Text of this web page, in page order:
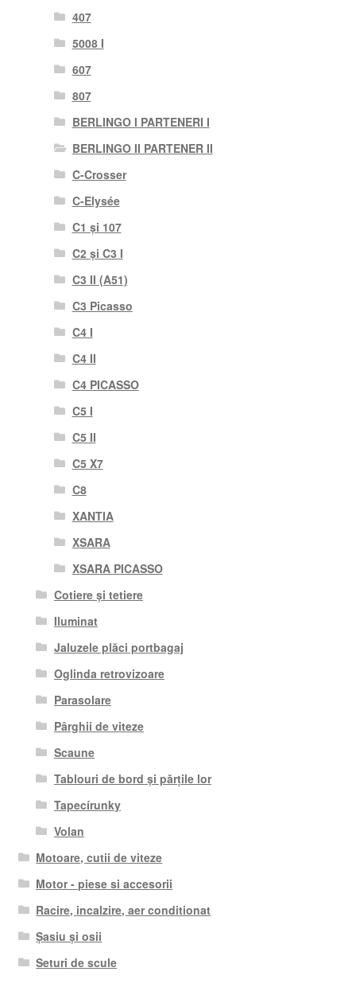
407
5008 I
607
807
BERLINGO I PARTENERI I
BERLINGO II PARTENER II
C-Crosser
C-Elysée
C1 și 107
C2 și C3 I
C3 II (A51)
C3 Picasso
C4 I
C4 II
C4 PICASSO
C5 I
C5 II
C5 X7
C8
XANTIA
XSARA
XSARA PICASSO
Cotiere și tetiere
Iluminat
Jaluzele plăci portbagaj
Oglinda retrovizoare
Parasolare
Pârghii de viteze
Scaune
Tablouri de bord și părțile lor
Tapecírunky
Volan
Motoare, cutii de viteze
Motor - piese si accesorii
Racire, incalzire, aer conditionat
Șasiu și osii
Seturi de scule